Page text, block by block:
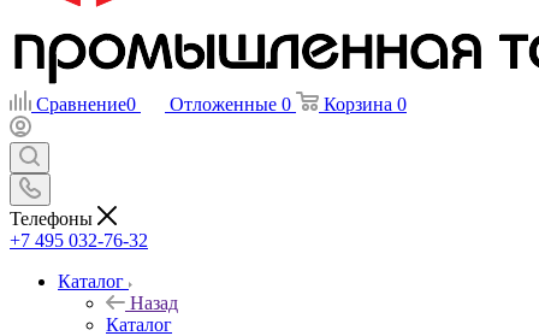
Сравнение0 Отложенные 0 Корзина 0
Телефоны
+7 495 032-76-32
Каталог
Назад
Каталог